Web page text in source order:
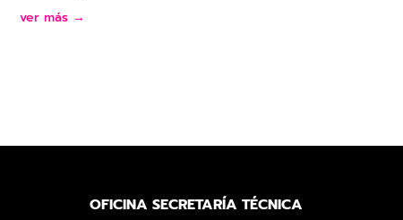
ver más →
OFICINA SECRETARÍA TÉCNICA